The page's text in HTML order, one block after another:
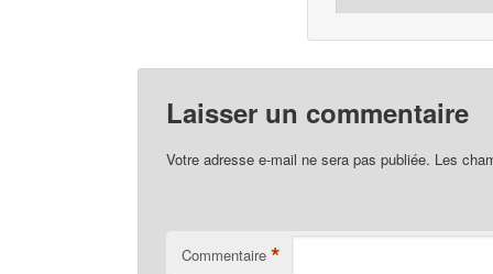
Laisser un commentaire
Votre adresse e-mail ne sera pas publiée. Les
Commentaire *